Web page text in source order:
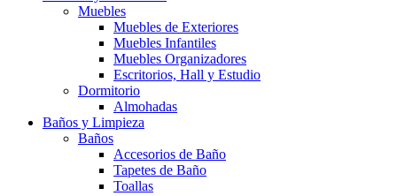
Muebles
Muebles de Exteriores
Muebles Infantiles
Muebles Organizadores
Escritorios, Hall y Estudio
Dormitorio
Almohadas
Baños y Limpieza
Baños
Accesorios de Baño
Tapetes de Baño
Toallas